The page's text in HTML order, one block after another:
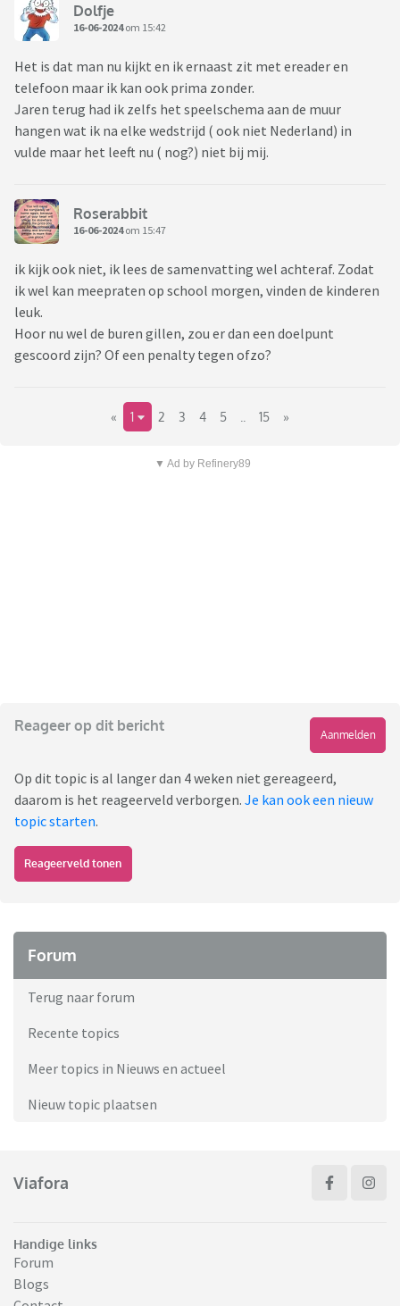
Dolfje
16-06-2024om 15:42
Het is dat man nu kijkt en ik ernaast zit met ereader en
telefoon maar ik kan ook prima zonder.
Jaren terug had ik zelfs het speelschema aan de muur
hangen wat ik na elke wedstrijd ( ook niet Nederland) in
vulde maar het leeft nu ( nog?) niet bij mij.
Roserabbit
16-06-2024om 15:47
ik kijk ook niet, ik lees de samenvatting wel achteraf. Zodat
ik wel kan meepraten op school morgen, vinden de kinderen
leuk.
Hoor nu wel de buren gillen, zou er dan een doelpunt
gescoord zijn? Of een penalty tegen ofzo?
« 1 2 3 4 5 15 »
▼ Ad by Refinery89
Reageer op dit bericht
Aanmelden
Op dit topic is al langer dan 4 weken niet gereageerd,
daarom is het reageerveld verborgen. Je kan ook een nieuw
topic starten.
Reageerveld tonen
Forum
Terug naar forum
Recente topics
Meer topics in Nieuws en actueel
Nieuw topic plaatsen
Viafora
Handige links
Forum
Blogs